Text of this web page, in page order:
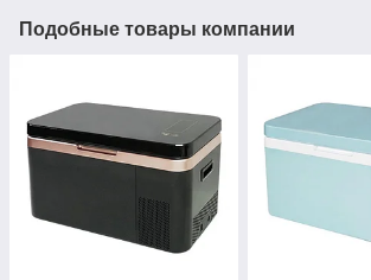
Подобные товары компании